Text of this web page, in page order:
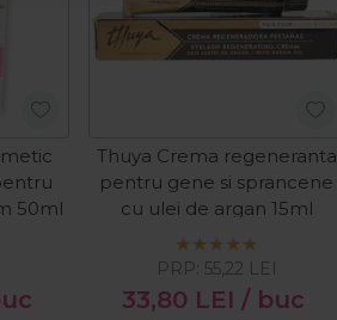
50ml
Thuya Crema regeneranta
pentru gene si sprancene
cu ulei de argan 15ml
33,80 LEI / buc
PRP: 55,22 LEI